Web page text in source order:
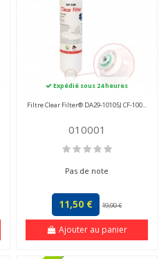
Expédié sous 24 heures
Filtre Clear Filter® DA29-10105J CF-100...
010001
Pas de note
11,50 € 19,90 €
Ajouter au panier